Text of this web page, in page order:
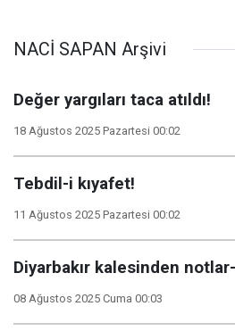
NACİ SAPAN Arşivi
Değer yargıları taca atıldı!
18 Ağustos 2025 Pazartesi 00:02
Tebdil-i kıyafet!
11 Ağustos 2025 Pazartesi 00:02
Diyarbakır kalesinden
08 Ağustos 2025 Cuma 00:03